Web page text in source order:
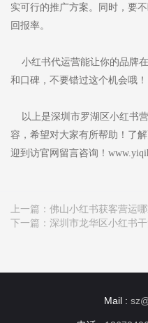
实可行的推广方案。同时，要
回报率。
小红书代运营能让你的品牌
和口碑，不要错过这个机会哦！
以上是深圳市罗湖区小红书
容，希望对大家有所帮助！了
迎到访官网留言咨询！
上一篇： 佛山小红书获客营运
下一篇： 深圳市龙华区小红书
Mail :